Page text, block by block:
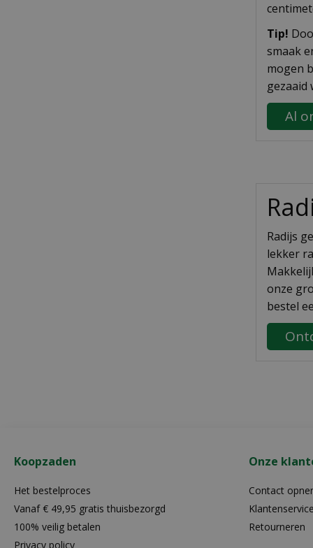
Tip!
smaak
mogen
gezaaid
Al
Radijs
lekker
onze
bestel
Koopzaden
Het bestelproces
Vanaf € 49,95 gratis thuisbezorgd
100% veilig betalen
Privacy policy
Onze
Contact
Klantenservice
Retourneren